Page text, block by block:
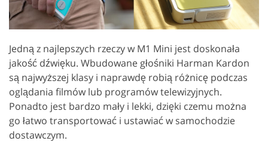
Jedną z najlepszych rzeczy w M1 Mini jest doskonała
jakość dźwięku. Wbudowane głośniki Harman Kardon
są najwyższej klasy i naprawdę robią różnicę podczas
oglądania filmów lub programów telewizyjnych.
Ponadto jest bardzo mały i lekki, dzięki czemu można
go łatwo transportować i ustawiać w samochodzie
dostawczym.